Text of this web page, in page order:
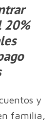
20%
y
familia,